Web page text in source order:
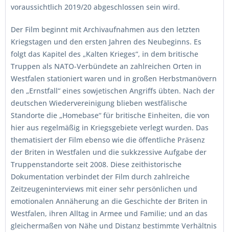
voraussichtlich 2019/20 abgeschlossen sein wird.
Der Film beginnt mit Archivaufnahmen aus den letzten
Kriegstagen und den ersten Jahren des Neubeginns. Es
folgt das Kapitel des „Kalten Krieges“, in dem britische
Truppen als NATO-Verbündete an zahlreichen Orten in
Westfalen stationiert waren und in großen Herbstmanövern
den „Ernstfall“ eines sowjetischen Angriffs übten. Nach der
deutschen Wiedervereinigung blieben westfälische
Standorte die „Homebase“ für britische Einheiten, die von
hier aus regelmäßig in Kriegsgebiete verlegt wurden. Das
thematisiert der Film ebenso wie die öffentliche Präsenz
der Briten in Westfalen und die sukkzessive Aufgabe der
Truppenstandorte seit 2008. Diese zeithistorische
Dokumentation verbindet der Film durch zahlreiche
Zeitzeugeninterviews mit einer sehr persönlichen und
emotionalen Annäherung an die Geschichte der Briten in
Westfalen, ihren Alltag in Armee und Familie; und an das
gleichermaßen von Nähe und Distanz bestimmte Verhältnis